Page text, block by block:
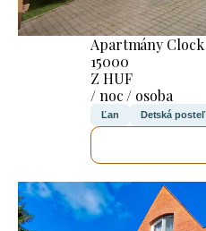
Apartmány Clock
15000
Z HUF
/ noc / osoba
Ľan Detská posteľ